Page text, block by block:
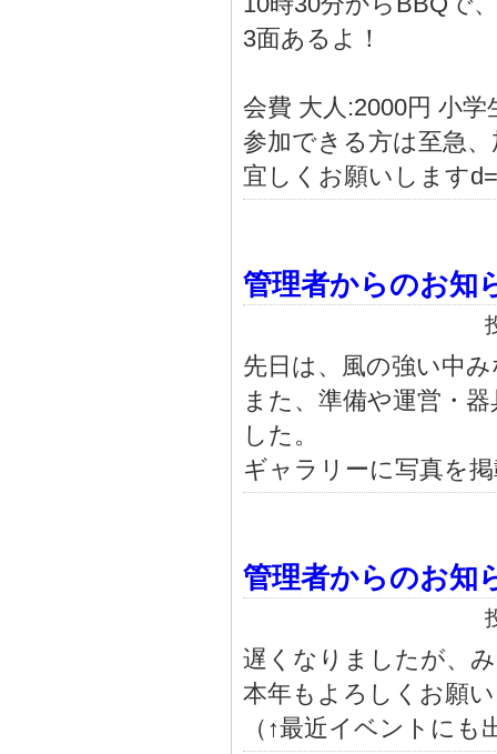
3面あるよ！
会費 大人:2000円 小学
参加できる方は至急
宜しくお願いします
管理者からのお知
先日は、風の強い中
また、準備や運営・
した。
ギャラリーに写真を
管理者からのお知
遅くなりましたが、
本年もよろしくお願
（↑最近イベントに